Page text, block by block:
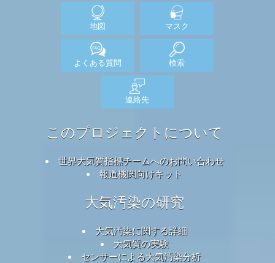
地図 マスク
よくある質問 検索
連絡先
このプロジェクトについて
世界大気質指標チームへのお問い合わせ
報道機関向けキット
大気汚染の研究
大気汚染に関する詳細
大気質の実験
センサーによる大気汚染分析